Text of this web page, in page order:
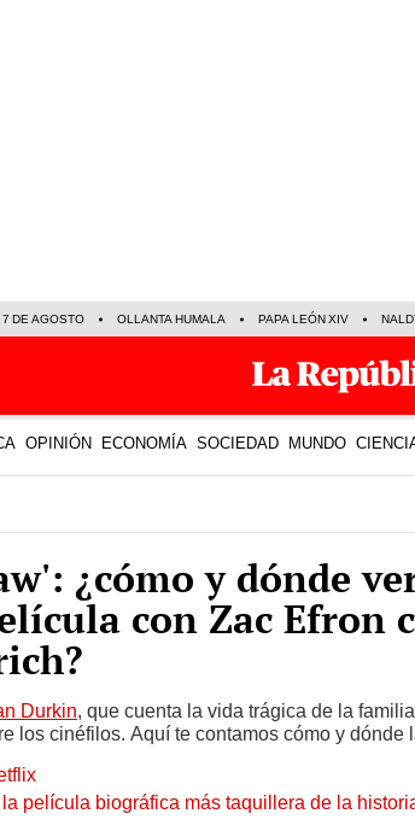
7 DE AGOSTO OLLANTA HUMALA PAPA LEÓN XIV
OPINIÓN ECONOMÍA SOCIEDAD MUNDO
¿cómo y dónde
con Zac Efron
Durkin, que cuenta la vida trágica de la
los cinéfilos. Aquí te contamos cómo y dónde
película biográfica más taquillera de la